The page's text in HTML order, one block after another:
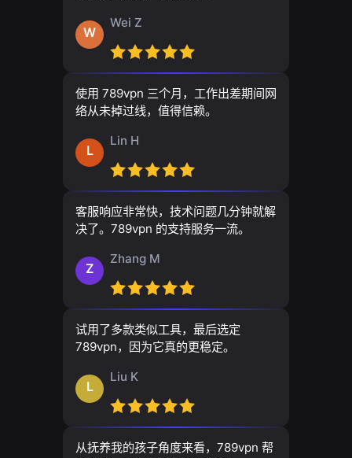
W
Wei Z
使用 789vpn 三个月，工作出差期间网
络从未掉过线，值得信赖。
L
Lin H
客服响应非常快，技术问题几分钟就解
决了。789vpn 的支持服务一流。
Z
Zhang M
试用了多款类似工具，最后选定
789vpn，因为它真的更稳定。
L
Liu K
从抚养我的孩子角度来看，789vpn 帮